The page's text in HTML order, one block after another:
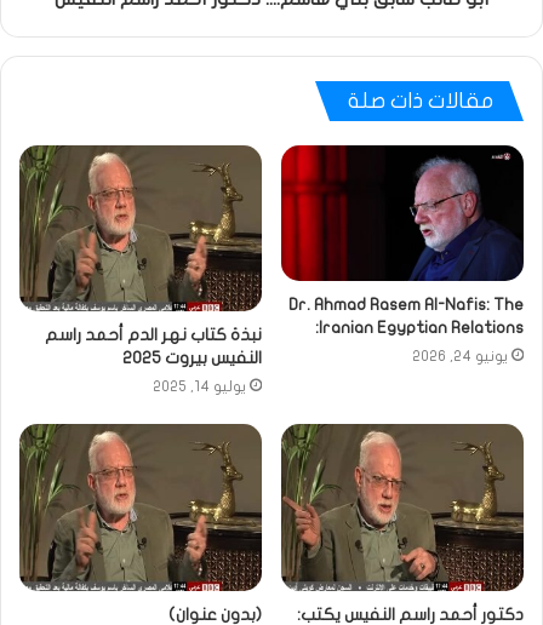
مقالات ذات صلة
Dr. Ahmad Rasem Al-Nafis: The
Iranian Egyptian Relations:
يونيو 24, 2026
نبذة كتاب نهر الدم أحمد راسم
النفيس بيروت 2025
يوليو 14, 2025
دكتور أحمد راسم النفيس يكتب:
(بدون عنوان)